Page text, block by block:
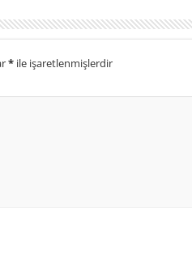
*ile işaretlenmişlerdir